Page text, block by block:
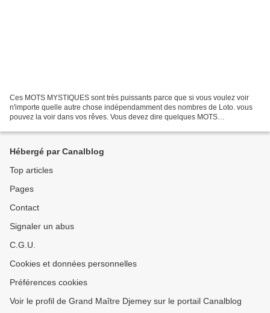
Ces MOTS MYSTIQUES sont très puissants parce que si vous voulez voir
n'importe quelle autre chose indépendamment des nombres de Loto. vous
pouvez la voir dans vos rêves. Vous devez dire quelques MOTS
Hébergé par Canalblog
Top articles
Pages
Contact
Signaler un abus
C.G.U.
Cookies et données personnelles
Préférences cookies
Voir le profil de Grand Maître Djemey sur le portail Canalblog